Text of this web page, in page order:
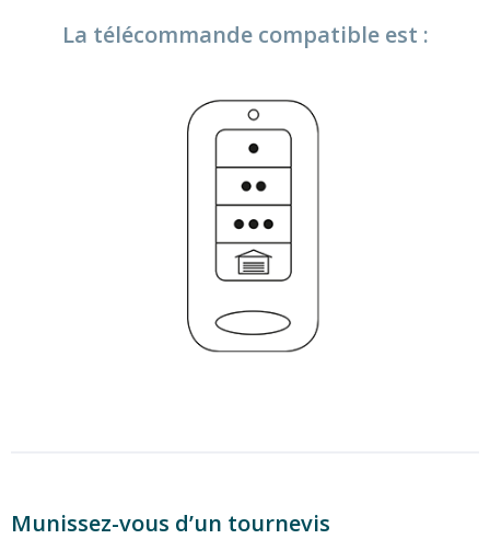
La télécommande compatible est :
Munissez-vous d’un tournevis